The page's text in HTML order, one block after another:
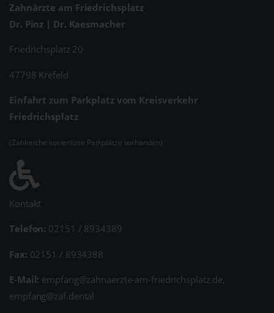
Zahnärzte am Friedrichsplatz
Dr. Pinz | Dr. Kaesmacher
Friedrichsplatz 20
47798 Krefeld
Einfahrt zum Parkplatz vom Kreisverkehr
Friedrichsplatz
(Zahlreiche kostenlose Parkplätze vorhanden)
Kontakt
Telefon: 02151 / 8934389
Fax: 02151 / 8934388
E-Mail: empfang@zahnaerzte-am-friedrichsplatz.de,
empfang@zaf.dental